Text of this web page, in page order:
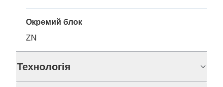
Окремий блок
ZN
Технологія